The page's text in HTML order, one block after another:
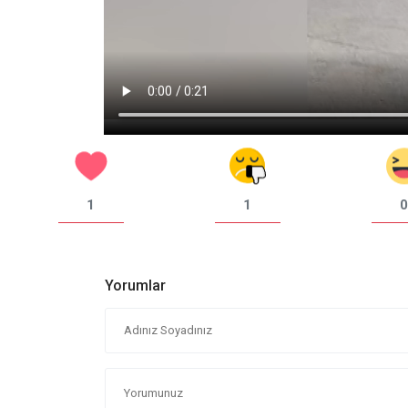
1 1 0
Yorumlar